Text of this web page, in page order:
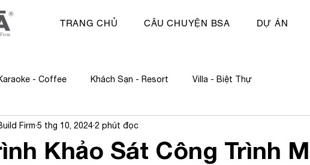
TRANG CHỦ CÂU CHUYỆN BSA DỰ ÁN
- Coffee Khách Sạn - Resort Villa - Biệt Thự
Truyền Thông Khu Phức Hợp
Khảo Sát Công Trình
Firm 5 thg 10, 20242 phút đọc